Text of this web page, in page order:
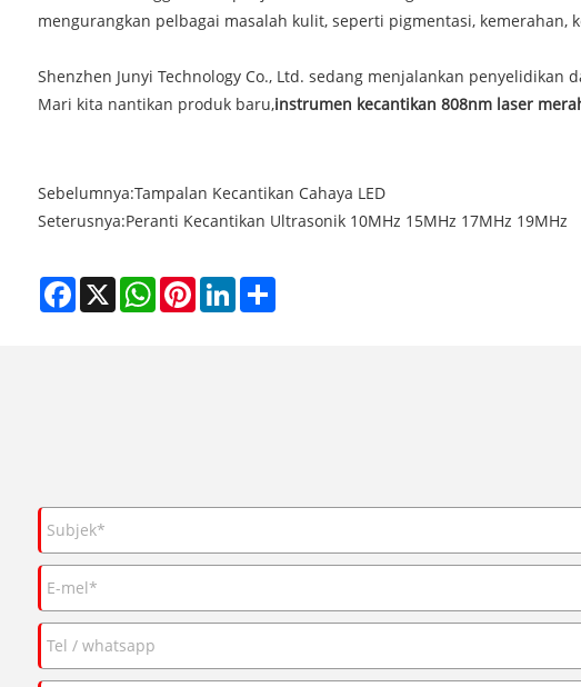
mengurangkan pelbagai masalah kulit, seperti pigmentasi, kemerahan,
Shenzhen Junyi Technology Co., Ltd. sedang menjalankan penyelidikan
Mari kita nantikan produk baru,instrumen kecantikan 808nm laser
Sebelumnya:Tampalan Kecantikan Cahaya LED
Seterusnya:Peranti Kecantikan Ultrasonik 10MHz 15MHz 17MHz 19MHz
Facebook
X WhatsAppPinterestLinkedInShare